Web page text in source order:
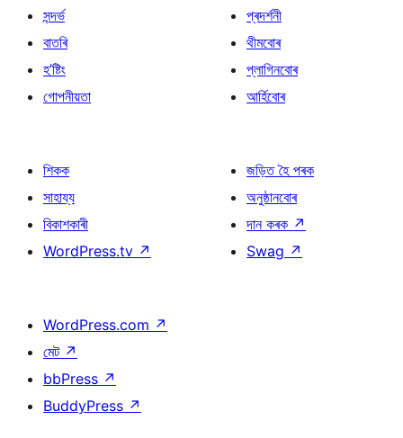
সন্দৰ্ভ
বাতৰি
হ’ষ্টিং
গোপনীয়তা
প্ৰদৰ্শনী
থীমবোৰ
প্লাগিনবোৰ
আৰ্হিবোৰ
শিকক
সাহায্য
বিকাশকাৰী
WordPress.tv ↗
জড়িত হৈ পৰক
অনুষ্ঠানবোৰ
দান কৰক ↗
Swag ↗
WordPress.com ↗
মেট ↗
bbPress ↗
BuddyPress ↗